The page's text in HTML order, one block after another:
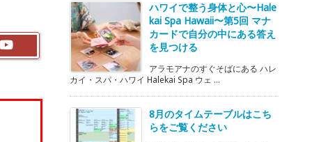
ハワイで整う身体と心〜Hale
kai Spa Hawaii〜第5回 マナ
カードで自分の中にある答え
を見つける
アラモアナのすぐそばにある ハレ
カイ・スパ・ハワイ Halekai Spa ウェ ...
8月のタイムテーブルはこち
らをご覧ください